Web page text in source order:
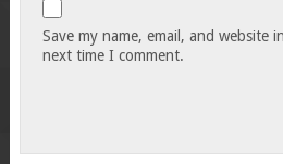
Save my name, email, and website
next time I comment.